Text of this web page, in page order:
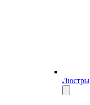
Люстры